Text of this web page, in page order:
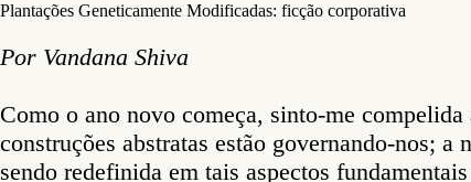
Plantações Geneticamente Modificadas: ficção corporativa
Por Vandana Shiva
Como o ano novo começa, sinto-me
construções abstratas estão governando-nos; a
sendo redefinida em tais aspectos